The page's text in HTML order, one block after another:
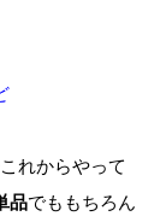
れからやって
品でももちろん